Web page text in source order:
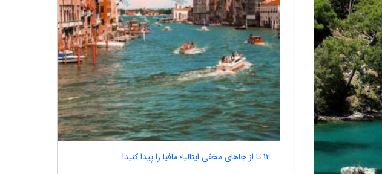
12 تا از جاهای مخفی ایتالیا؛ مافیا را پیدا کنید!